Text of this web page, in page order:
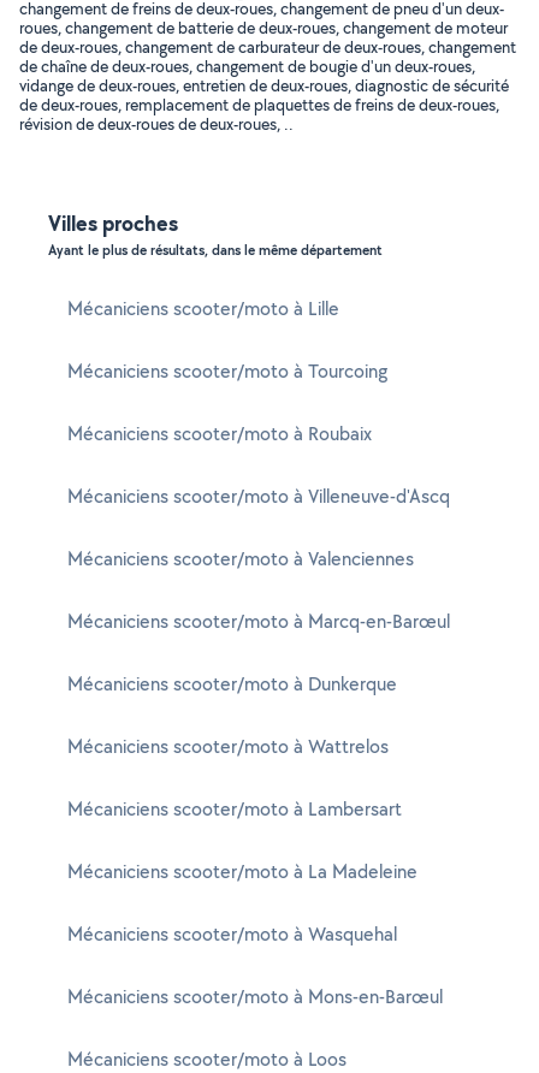
changement de freins de deux-roues, changement de pneu d'un deux-
roues, changement de batterie de deux-roues, changement de moteur
de deux-roues, changement de carburateur de deux-roues, changement
de chaîne de deux-roues, changement de bougie d'un deux-roues,
vidange de deux-roues, entretien de deux-roues, diagnostic de sécurité
de deux-roues, remplacement de plaquettes de freins de deux-roues,
révision de deux-roues de deux-roues, ..
Villes proches
Ayant le plus de résultats, dans le même département
Mécaniciens scooter/moto à Lille
Mécaniciens scooter/moto à Tourcoing
Mécaniciens scooter/moto à Roubaix
Mécaniciens scooter/moto à Villeneuve-d'Ascq
Mécaniciens scooter/moto à Valenciennes
Mécaniciens scooter/moto à Marcq-en-Barœul
Mécaniciens scooter/moto à Dunkerque
Mécaniciens scooter/moto à Wattrelos
Mécaniciens scooter/moto à Lambersart
Mécaniciens scooter/moto à La Madeleine
Mécaniciens scooter/moto à Wasquehal
Mécaniciens scooter/moto à Mons-en-Barœul
Mécaniciens scooter/moto à Loos